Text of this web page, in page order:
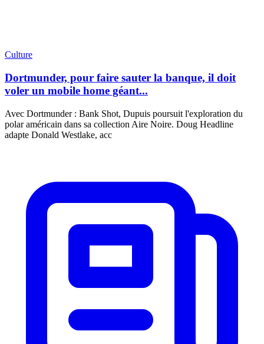
Culture
Dortmunder, pour faire sauter la banque, il doit
voler un mobile home géant...
Avec Dortmunder : Bank Shot, Dupuis poursuit l'exploration du
polar américain dans sa collection Aire Noire. Doug Headline
adapte Donald Westlake, acc